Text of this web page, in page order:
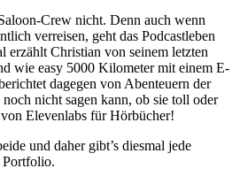
Crew nicht. Denn auch wenn
verreisen, geht das Podcastleben
erzählt Christian von seinem letzten
wie easy 5000 Kilometer mit einem E-
dagegen von Abenteuern der
nicht sagen kann, ob sie toll oder
Elevenlabs für Hörbücher!
und daher gibt’s diesmal jede